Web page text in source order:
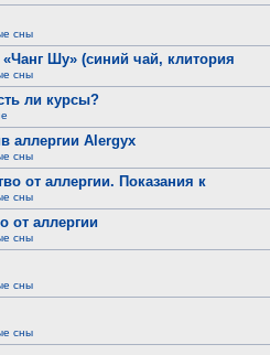
сны
Шу» (синий чай, клитория
сны
ли курсы?
аллергии Alergyx
сны
от аллергии. Показания к
сны
от аллергии
сны
сны
сны